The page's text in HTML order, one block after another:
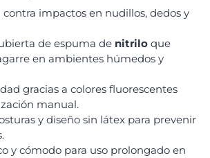
contra impactos en nudillos, dedos y
de espuma de nitrilo que
en ambientes húmedos y
gracias a colores fluorescentes
manual.
y diseño sin látex para prevenir
y cómodo para uso prolongado en